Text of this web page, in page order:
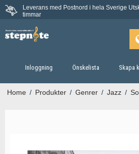
Leverans med Postnord i hela Sverige
timmar
Du har 30 dagars
Inloggning Önskelista Skapa
Home / Produkter / Genrer / Jazz /